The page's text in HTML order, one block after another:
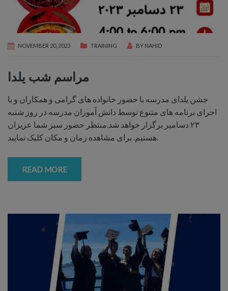
NOVEMBER 20, 2023 TRAINING BY NAHID
مراسم شب یلدا
جشن يلداى مدرسه با حضور خانواده هاى گرامى و همكاران و با
اجراى برنامه هاى متنوع توسط دانش آموزان مدرسه در روز شنبه
٢٣ دسامبر برگزار خواهد شد.منتظر حضور سبز شما عزيزان
READ MORE